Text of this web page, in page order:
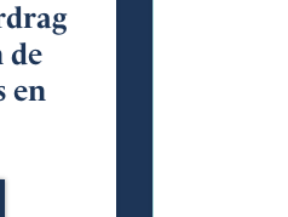
de
en